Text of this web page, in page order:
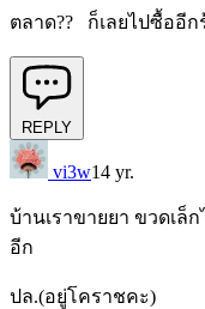
ตลาด?? ก็เลยไปซื้ออี
REPLY
vi3w14 yr.
บ้านเราขายยา ขวดเ
อีก
ปล.(อยู่โคราชคะ)